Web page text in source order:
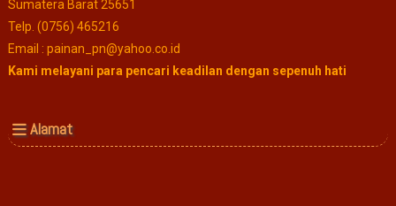
Sumatera Barat 25651
Telp. (0756) 465216
Email : painan_pn@yahoo.co.id
Kami melayani para pencari keadilan dengan sepenuh hati
Alamat